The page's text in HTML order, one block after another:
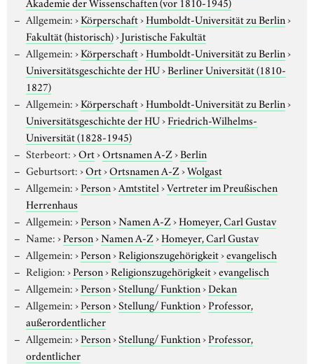
Allgemein:›Körperschaft›Humboldt-Universität zu Berlin›
Fakultät (historisch)›Juristische Fakultät
Allgemein:›Körperschaft›Humboldt-Universität zu Berlin›
Universitätsgeschichte der HU›Berliner Universität (1810-
1827)
Allgemein:›Körperschaft›Humboldt-Universität zu Berlin›
Universitätsgeschichte der HU›Friedrich-Wilhelms-
Universität (1828-1945)
Sterbeort:›Ort›Ortsnamen A-Z›Berlin
Geburtsort:›Ort›Ortsnamen A-Z›Wolgast
Allgemein:›Person›Amtstitel›Vertreter im Preußischen
Herrenhaus
Allgemein:›Person›Namen A-Z›Homeyer, Carl Gustav
Name:›Person›Namen A-Z›Homeyer, Carl Gustav
Allgemein:›Person›Religionszugehörigkeit›evangelisch
Religion:›Person›Religionszugehörigkeit›evangelisch
Allgemein:›Person›Stellung/ Funktion›Dekan
Allgemein:›Person›Stellung/ Funktion›Professor,
außerordentlicher
Allgemein:›Person›Stellung/ Funktion›Professor,
ordentlicher